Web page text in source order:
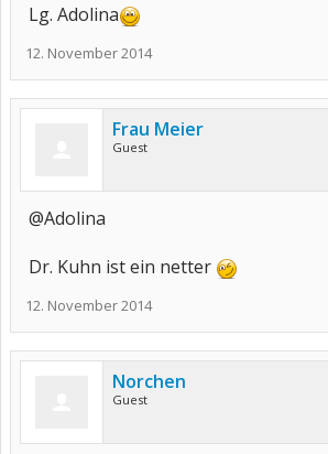
Lg. Adolina
12. November 2014
Frau Meier
Guest
@Adolina
Dr. Kuhn ist ein netter
12. November 2014
Norchen
Guest